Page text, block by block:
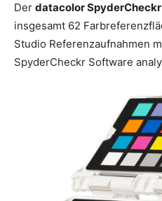
Der datacolor
insgesamt 62
Studio Referenzaufnahmen
SpyderCheckr Software